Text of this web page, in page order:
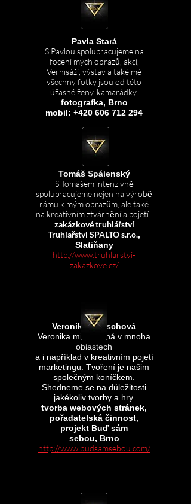
Pavla Stará
S Pavlou spolupracujeme na
focení mých obrazů, akcí,
Vernisáží, výstav a také mé
všechny fotky jsou od této
úžasné ženy, kamarádky
fotografka, Brno
mobil: +420 606 712 294
Tomáš Spálenský
S Tomášem intenzivně
spolupracujeme nejen na výrobě
rámu k mým obrazům, ale také
na kreativním ztvárnění a pojetí
zakázkové truhlářství
Truhlařstvi SPALTO s.r.o.,
Slatiňany
http://www.truhlarstvi-
zakazkove.cz/
Veronika Knirschová
Veronika mi pomáhá v mnoha
oblastech
a i například v kreativním pojetí
marketingu. Tvoření je našim
společným koníčkem.
Shedneme se na důležitosti
jakékoliv tvorby a hry.
tvorba webových stránek,
pořadatelská činnost,
projekt Buď sám
sebou, Brno
http://www.budsamsebou.com/